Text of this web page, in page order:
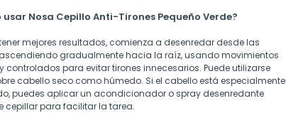
usar Nosa Cepillo Anti-Tirones Pequeño Verde?
mejores resultados, comienza a desenredar desde las
gradualmente hacia la raíz, usando movimientos
controlados para evitar tirones innecesarios. Puede utilizarse
cabello seco como húmedo. Si el cabello está especialmente
puedes aplicar un acondicionador o spray desenredante
cepillar para facilitar la tarea.